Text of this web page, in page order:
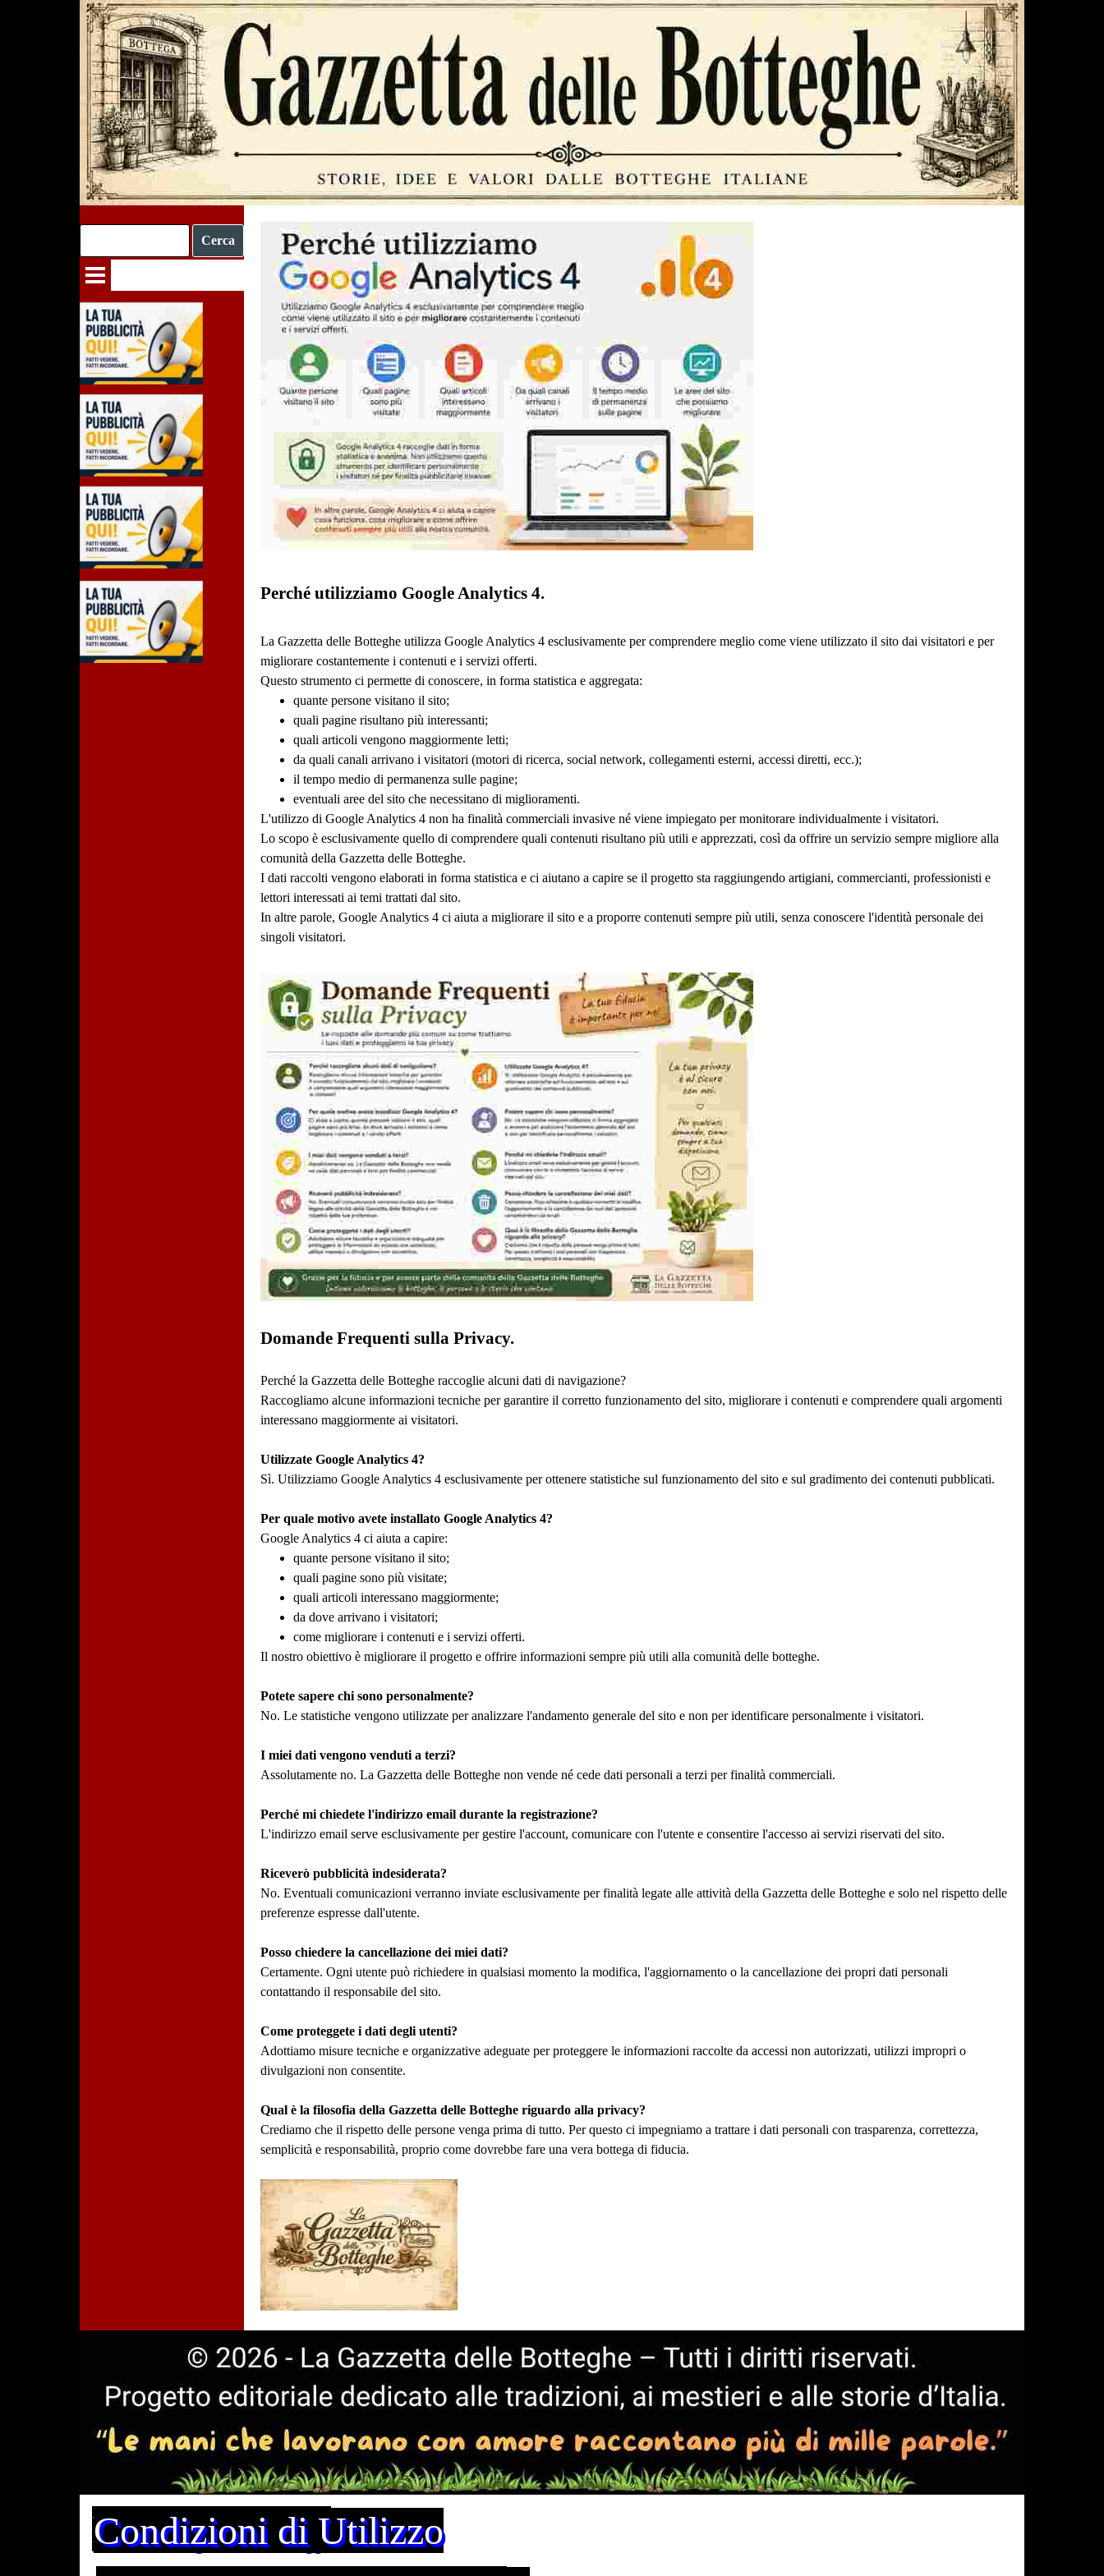
Cerca
Perché utilizziamo Google Analytics 4.
La Gazzetta delle Botteghe utilizza Google Analytics 4 esclusivamente per comprendere meglio come viene utilizzato il sito dai visitatori e per
migliorare costantemente i contenuti e i servizi offerti.
Questo strumento ci permette di conoscere, in forma statistica e aggregata:
quante persone visitano il sito;
quali pagine risultano più interessanti;
quali articoli vengono maggiormente letti;
da quali canali arrivano i visitatori (motori di ricerca, social network, collegamenti esterni, accessi diretti, ecc.);
il tempo medio di permanenza sulle pagine;
eventuali aree del sito che necessitano di miglioramenti.
L'utilizzo di Google Analytics 4 non ha finalità commerciali invasive né viene impiegato per monitorare individualmente i visitatori.
Lo scopo è esclusivamente quello di comprendere quali contenuti risultano più utili e apprezzati, così da offrire un servizio sempre migliore alla
comunità della Gazzetta delle Botteghe.
I dati raccolti vengono elaborati in forma statistica e ci aiutano a capire se il progetto sta raggiungendo artigiani, commercianti, professionisti e
lettori interessati ai temi trattati dal sito.
In altre parole, Google Analytics 4 ci aiuta a migliorare il sito e a proporre contenuti sempre più utili, senza conoscere l'identità personale dei
singoli visitatori.
Domande Frequenti sulla Privacy.
Perché la Gazzetta delle Botteghe raccoglie alcuni dati di navigazione?
Raccogliamo alcune informazioni tecniche per garantire il corretto funzionamento del sito, migliorare i contenuti e comprendere quali argomenti
interessano maggiormente ai visitatori.
Utilizzate Google Analytics 4?
Sì. Utilizziamo Google Analytics 4 esclusivamente per ottenere statistiche sul funzionamento del sito e sul gradimento dei contenuti pubblicati.
Per quale motivo avete installato Google Analytics 4?
Google Analytics 4 ci aiuta a capire:
quante persone visitano il sito;
quali pagine sono più visitate;
quali articoli interessano maggiormente;
da dove arrivano i visitatori;
come migliorare i contenuti e i servizi offerti.
Il nostro obiettivo è migliorare il progetto e offrire informazioni sempre più utili alla comunità delle botteghe.
Potete sapere chi sono personalmente?
No. Le statistiche vengono utilizzate per analizzare l'andamento generale del sito e non per identificare personalmente i visitatori.
I miei dati vengono venduti a terzi?
Assolutamente no. La Gazzetta delle Botteghe non vende né cede dati personali a terzi per finalità commerciali.
Perché mi chiedete l'indirizzo email durante la registrazione?
L'indirizzo email serve esclusivamente per gestire l'account, comunicare con l'utente e consentire l'accesso ai servizi riservati del sito.
Riceverò pubblicità indesiderata?
No. Eventuali comunicazioni verranno inviate esclusivamente per finalità legate alle attività della Gazzetta delle Botteghe e solo nel rispetto delle
preferenze espresse dall'utente.
Posso chiedere la cancellazione dei miei dati?
Certamente. Ogni utente può richiedere in qualsiasi momento la modifica, l'aggiornamento o la cancellazione dei propri dati personali
contattando il responsabile del sito.
Come proteggete i dati degli utenti?
Adottiamo misure tecniche e organizzative adeguate per proteggere le informazioni raccolte da accessi non autorizzati, utilizzi impropri o
divulgazioni non consentite.
Qual è la filosofia della Gazzetta delle Botteghe riguardo alla privacy?
Crediamo che il rispetto delle persone venga prima di tutto. Per questo ci impegniamo a trattare i dati personali con trasparenza, correttezza,
semplicità e responsabilità, proprio come dovrebbe fare una vera bottega di fiducia.
Privacy Policy
Cookie Policy
Condizioni di Utilizzo